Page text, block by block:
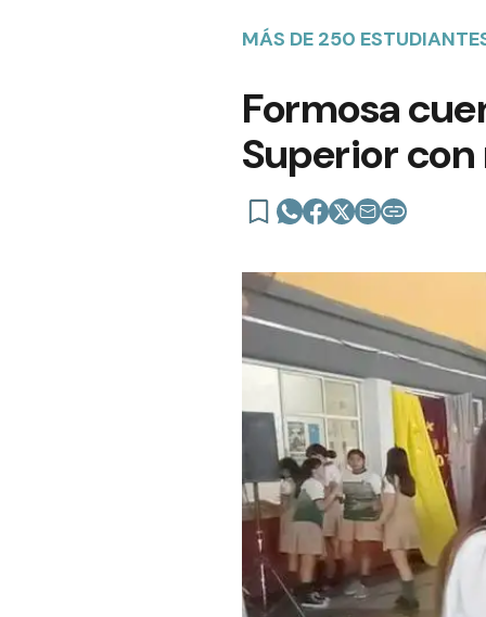
MÁS DE 250
Formosa
Superior